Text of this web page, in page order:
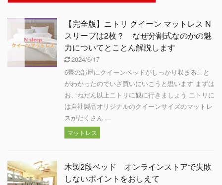
【完全版】ニトリ クイーン マットレス N
スリープは2枚？ なぜ分割式なのかの魅
力についてとことん解説します
2024/6/17
6畳の部屋にクイーンベッドがしっかり収まること
がわかったのでいざ買いにいこうと思います まずは
お、ねだん以上ニトリに観に行きましょう ニトリに
は自社製品オリジナルのクイーンサイズのマットレ
スがたくさん ...
マットレス
木製2段ベッド オンラインストアで失敗
しないポイントをおしえて